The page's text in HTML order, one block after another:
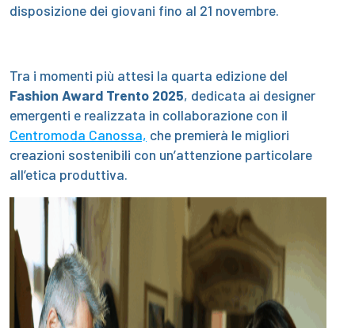
disposizione dei giovani fino al 21 novembre.
Tra i momenti più attesi la quarta edizione del
Fashion Award Trento 2025, dedicata ai designer
emergenti e realizzata in collaborazione con il
Centromoda Canossa, che premierà le migliori
creazioni sostenibili con un’attenzione particolare
all’etica produttiva.